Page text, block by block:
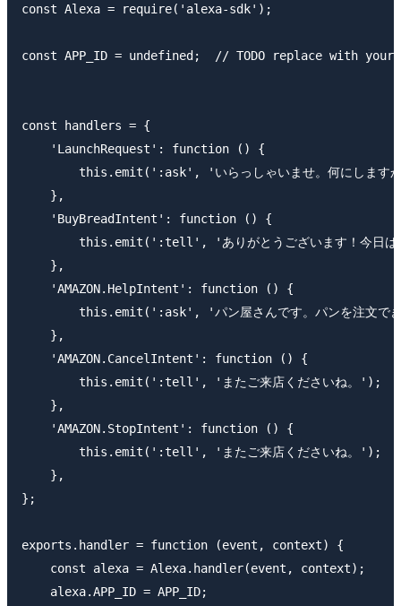
const Alexa = require('alexa-sdk');
const APP_ID = undefined;  // TODO replace with your
const handlers = {
    'LaunchRequest': function () {
this.emit(':ask', 'いらっしゃいませ。何にします
    },
    'BuyBreadIntent': function () {
this.emit(':tell', 'ありがとうございます！今日は
    },
    'AMAZON.HelpIntent': function () {
this.emit(':ask', 'パン屋さんです。パンを注文で
    },
    'AMAZON.CancelIntent': function () {
        this.emit(':tell', 'またご来店くださいね。');
    },
    'AMAZON.StopIntent': function () {
        this.emit(':tell', 'またご来店くださいね。');
    },
};
exports.handler = function (event, context) {
    const alexa = Alexa.handler(event, context);
    alexa.APP_ID = APP_ID;